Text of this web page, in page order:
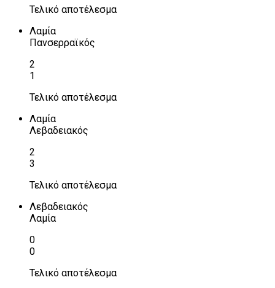
Τελικό αποτέλεσμα
Λαμία
Πανσερραϊκός
2
1
Τελικό αποτέλεσμα
Λαμία
Λεβαδειακός
2
3
Τελικό αποτέλεσμα
Λεβαδειακός
Λαμία
0
0
Τελικό αποτέλεσμα